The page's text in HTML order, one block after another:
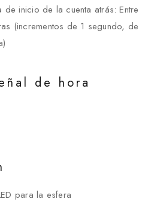
inicio de la cuenta atrás: Entre
(incrementos de 1 segundo, de
de hora
para la esfera